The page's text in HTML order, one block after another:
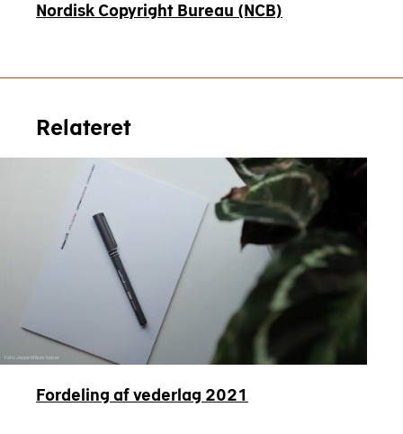
Nordisk Copyright Bureau (NCB)
Relateret
Foto: Jeppe Willum Kejser
Fordeling af vederlag 2021